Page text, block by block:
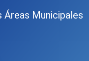
Áreas Municipales